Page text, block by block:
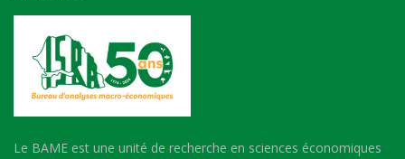
Le BAME est une unité de recherche en sciences économiques